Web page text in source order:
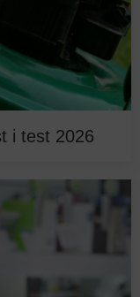
i test 2026